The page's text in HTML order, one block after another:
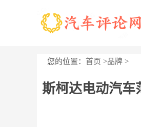
您的位置： 首页 >品牌 >
斯柯达电动汽